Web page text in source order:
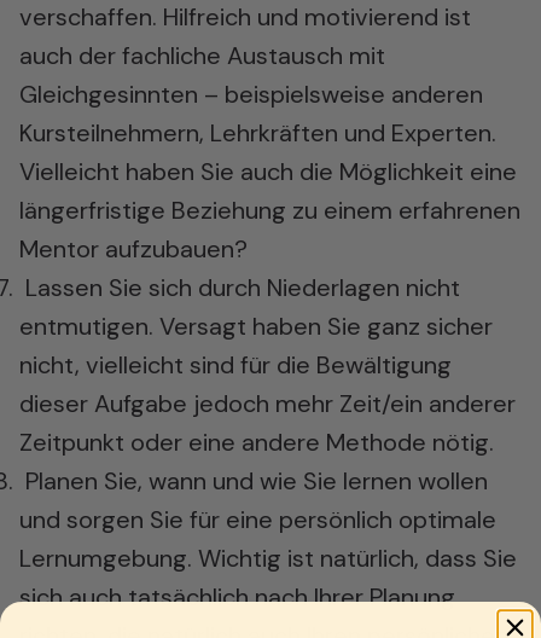
verschaffen. Hilfreich und motivierend ist
auch der fachliche Austausch mit
Gleichgesinnten – beispielsweise anderen
Kursteilnehmern, Lehrkräften und Experten.
Vielleicht haben Sie auch die Möglichkeit eine
längerfristige Beziehung zu einem erfahrenen
Mentor aufzubauen?
Lassen Sie sich durch Niederlagen nicht
entmutigen. Versagt haben Sie ganz sicher
nicht, vielleicht sind für die Bewältigung
dieser Aufgabe jedoch mehr Zeit/ein anderer
Zeitpunkt oder eine andere Methode nötig.
Planen Sie, wann und wie Sie lernen wollen
und sorgen Sie für eine persönlich optimale
Lernumgebung. Wichtig ist natürlich, dass Sie
sich auch tatsächlich nach Ihrer Planung